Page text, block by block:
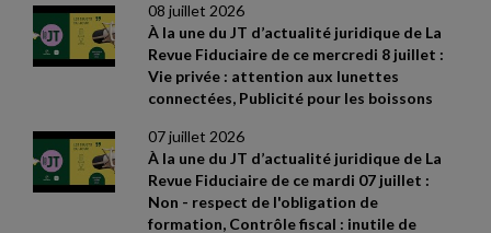
nationale du 9 juin 2026
Prescription de l'action en réparation d'un
abus de majorité : quel point de départ ?
Sources et références par ordre
d’apparition à l’écran :- CAA Versailles n°
24VE01416 du 4 juin 2026- Cass. soc., 3
Cass. com., 6 mai 2026, n° 25
08 juillet 2026
À la une du JT d’actualité juridique de La
Revue Fiduciaire de ce mercredi 8 juillet :
Vie privée : attention aux lunettes
connectées, Publicité pour les boissons
Dénonciation d'un harcèlement moral
Sources et références par ordre
d’apparition à l’écran : - Actualités de la
CNIL du 11 mai 2026 – « Les lunettes
connectées : la CNIL appelle à la vigilance »
07 juillet 2026
À la une du JT d’actualité juridique de La
Revue Fiduciaire de ce mardi 07 juillet :
Non - respect de l'obligation de
formation, Contrôle fiscal : inutile de